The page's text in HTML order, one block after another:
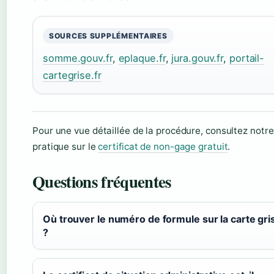
SOURCES SUPPLÉMENTAIRES
somme.gouv.fr, eplaque.fr, jura.gouv.fr, portail-
cartegrise.fr
Pour une vue détaillée de la procédure, consultez
pratique sur lecertificat de non-gage gratuit.
Questions fréquentes
Où trouver le numéro de formule sur la carte
?